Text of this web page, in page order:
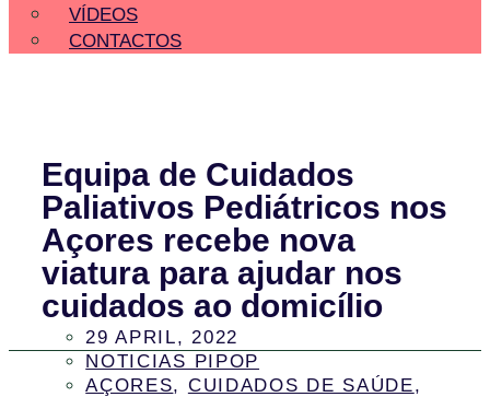
VÍDEOS
CONTACTOS
Equipa de Cuidados
Paliativos Pediátricos nos
Açores recebe nova
viatura para ajudar nos
cuidados ao domicílio
29 APRIL, 2022
NOTICIAS PIPOP
AÇORES, CUIDADOS DE SAÚDE,